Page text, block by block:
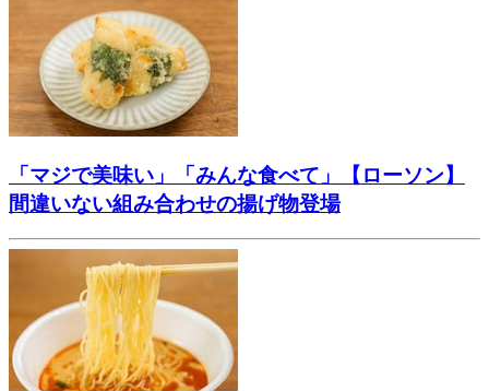
「マジで美味い」「みんな食べて」【ローソン】
間違いない組み合わせの揚げ物登場